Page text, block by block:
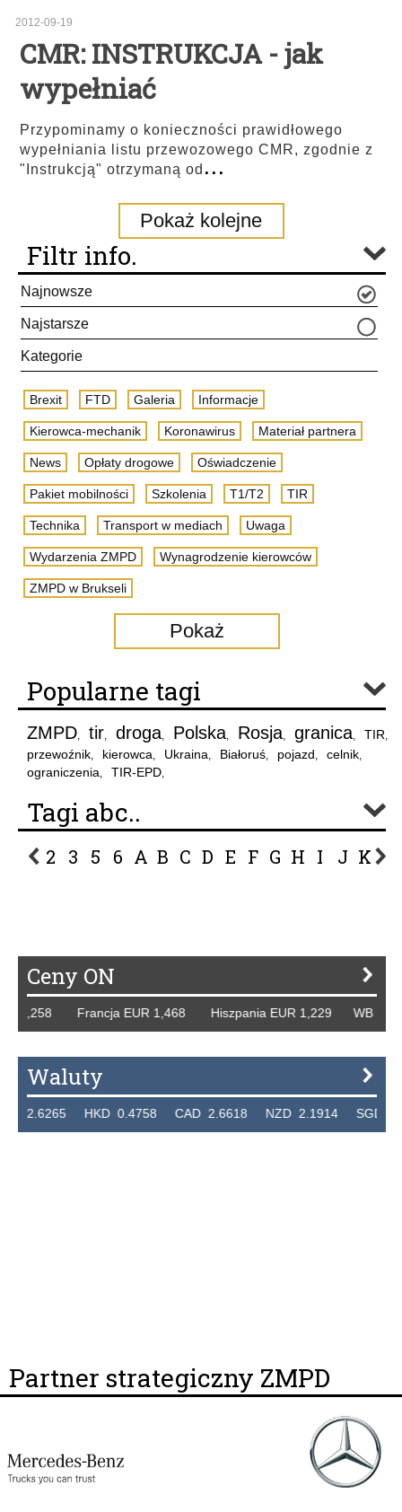
2012-09-19
CMR: INSTRUKCJA - jak
wypełniać
Przypominamy o konieczności prawidłowego
wypełniania listu przewozowego CMR, zgodnie z
"Instrukcją" otrzymaną od...
Pokaż kolejne
Filtr info.
Najnowsze
Najstarsze
Kategorie
Brexit FTD Galeria Informacje
Kierowca-mechanik Koronawirus Materiał partnera
News Opłaty drogowe Oświadczenie
Pakiet mobilności Szkolenia T1/T2 TIR
Technika Transport w mediach Uwaga
Wydarzenia ZMPD Wynagrodzenie kierowców
ZMPD w Brukseli
Pokaż
Popularne tagi
ZMPD, tir, droga, Polska, Rosja, granica, TIR,
przewoźnik, kierowca, Ukraina, Białoruś, pojazd, celnik,
ograniczenia, TIR-EPD,
Tagi abc..
2 3 5 6 A B C D E F G H I J K L
Ceny ON
Francja EUR 1,468 Hiszpania EUR 1,229 WB GBP
Waluty
HKD 0.4758 CAD 2.6618 NZD 2.1914 SGD
Partner strategiczny ZMPD